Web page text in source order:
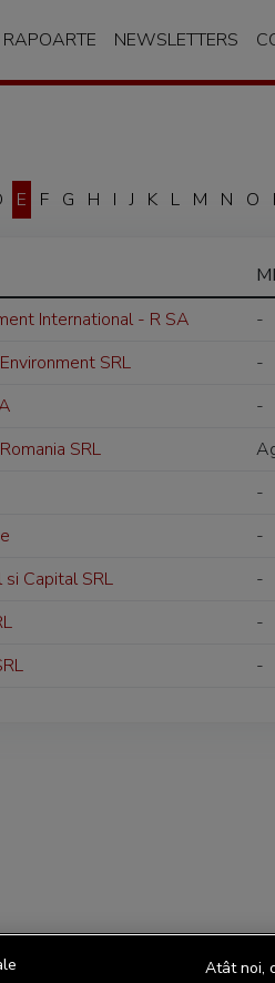
NEWSLETTERS
E F G H I J K L M N O
International - R SA -
SRL -
-
SRL
-
-
si Capital SRL -
-
-
Atât noi,